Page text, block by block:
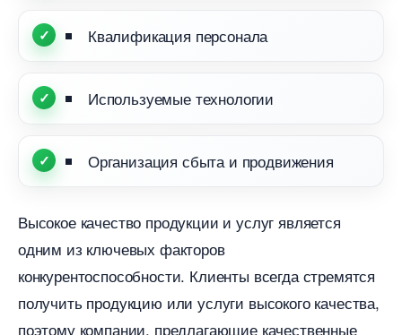
Квалификация персонала
Используемые технологии
Организация сбыта и продвижения
ысокое качество продукции и услуг является
одним из ключевых факторо
конкурентоспособности.​ Клиенты всегда стремятся
получить продукцию или услуги высокого качества,
поэтому компании, предлагающие качественные